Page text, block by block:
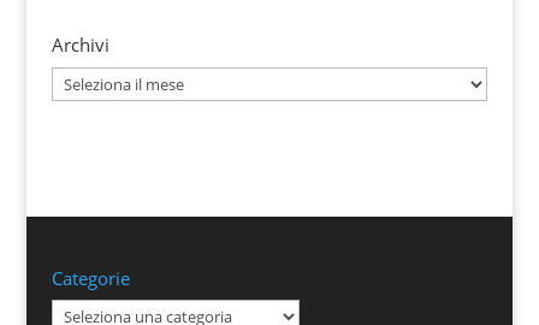
Archivi
Archivi
Categorie
Categorie